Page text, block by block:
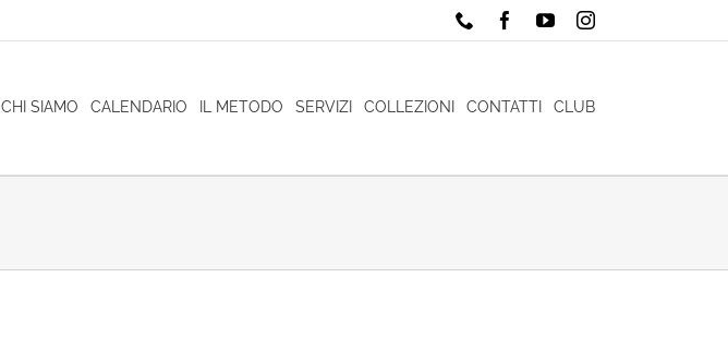
Phone Facebook
YouTubeInstagram
CHI SIAMO CALENDARIO IL METODO SERVIZI COLLEZIONI CONTATTI CLUB